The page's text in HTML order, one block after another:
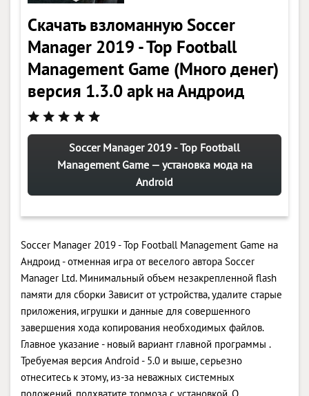
Скачать взломанную Soccer
Manager 2019 - Top Football
Management Game (Много денег)
версия 1.3.0 apk на Андроид
Soccer Manager 2019 - Top Football
Management Game — установка мода на
Android
Soccer Manager 2019 - Top Football Management Game на
Андроид - отменная игра от веселого автора Soccer
Manager Ltd. Минимальный объем незакрепленной flash
памяти для сборки Зависит от устройства, удалите старые
приложения, игрушки и данные для совершенного
завершения хода копирования необходимых файлов.
Главное указание - новый вариант главной программы .
Требуемая версия Android - 5.0 и выше, серьезно
отнеситесь к этому, из-за неважных системных